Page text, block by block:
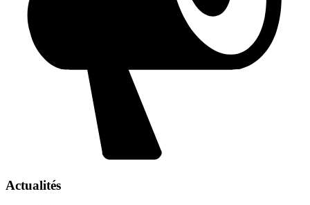
Actualités